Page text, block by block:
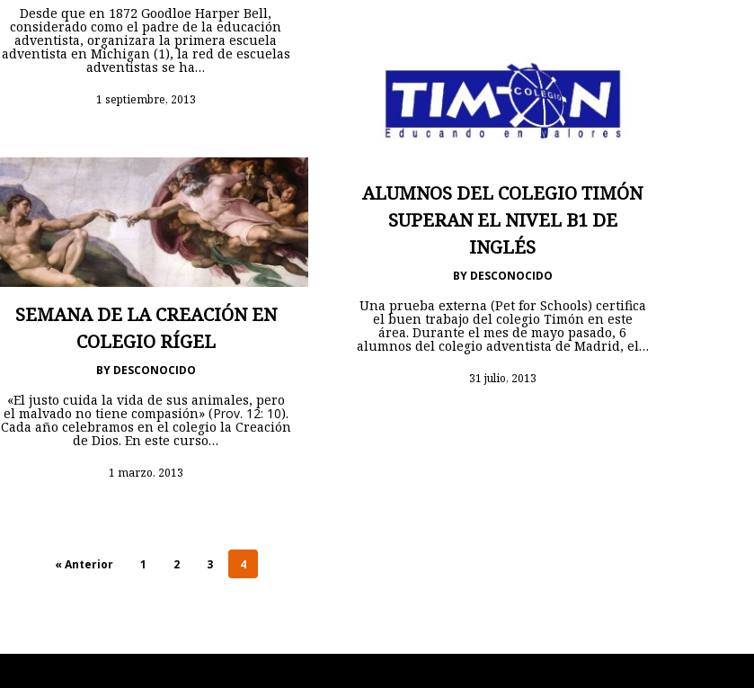
Desde que en 1872 Goodloe Harper Bell,
considerado como el padre de la educación
adventista, organizara la primera escuela
adventista en Michigan (1), la red de escuelas
adventistas se ha…
1 septiembre, 2013
ALUMNOS DEL COLEGIO TIMÓN
SUPERAN EL NIVEL B1 DE
INGLÉS
BY DESCONOCIDO
Una prueba externa (Pet for Schools) certifica
el buen trabajo del colegio Timón en este
área. Durante el mes de mayo pasado, 6
alumnos del colegio adventista de Madrid, el…
31 julio, 2013
SEMANA DE LA CREACIÓN EN
COLEGIO RÍGEL
BY DESCONOCIDO
«El justo cuida la vida de sus animales, pero
el malvado no tiene compasión» (Prov. 12: 10).
Cada año celebramos en el colegio la Creación
de Dios. En este curso…
1 marzo, 2013
« Anterior 1 2 3 4